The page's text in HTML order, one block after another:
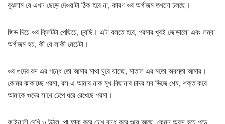
বুঝলাম যে এখন ছেড়ে দেওয়াটা ঠিক হবে না, কারণ ওর অর্গাজ়ম তখনো চলছে।
জিভ দিয়ে ওর ক্লিটটা পেছিয়ে, চুষছি। এটা বলতে হবে, পরমার খুবই জোড়ালো এবং লম্বা
অর্গাজ়ম হয়, কী যে লাকী মেয়েটা।
ওর গুদের রস এর গন্ধে তো আমার মাথা ঘুরে যাচ্ছে, মাতাল এর মতো অবস্তা আমার।
কোমর ঝাকাচ্ছে পরমা, রস এ আমার নাক মুখ বিছানার চাদর সব ভিজে শেষ, শক্ত করে
আমাকে গুদের সাথে চেপে ধরে রেখেছে পরমা।